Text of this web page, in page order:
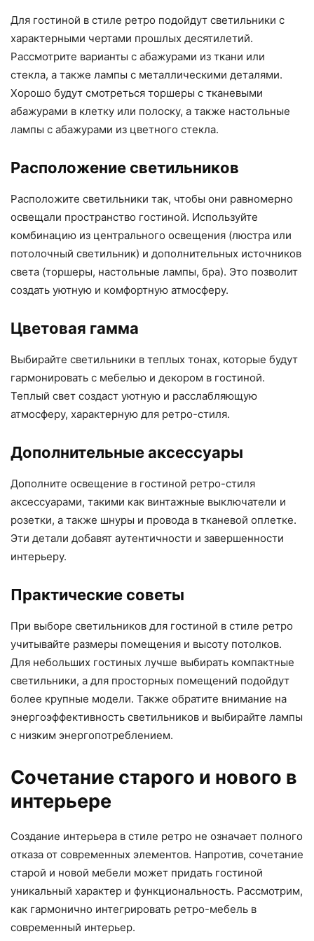
Для гостиной в стиле ретро подойдут светильники с
характерными чертами прошлых десятилетий.
Рассмотрите варианты с абажурами из ткани или
стекла, а также лампы с металлическими деталями.
Хорошо будут смотреться торшеры с тканевыми
абажурами в клетку или полоску, а также настольные
лампы с абажурами из цветного стекла.
Расположение светильников
Расположите светильники так, чтобы они равномерно
освещали пространство гостиной. Используйте
комбинацию из центрального освещения (люстра или
потолочный светильник) и дополнительных источников
света (торшеры, настольные лампы, бра). Это позволит
создать уютную и комфортную атмосферу.
Цветовая гамма
Выбирайте светильники в теплых тонах, которые будут
гармонировать с мебелью и декором в гостиной.
Теплый свет создаст уютную и расслабляющую
атмосферу, характерную для ретро-стиля.
Дополнительные аксессуары
Дополните освещение в гостиной ретро-стиля
аксессуарами, такими как винтажные выключатели и
розетки, а также шнуры и провода в тканевой оплетке.
Эти детали добавят аутентичности и завершенности
интерьеру.
Практические советы
При выборе светильников для гостиной в стиле ретро
учитывайте размеры помещения и высоту потолков.
Для небольших гостиных лучше выбирать компактные
светильники, а для просторных помещений подойдут
более крупные модели. Также обратите внимание на
энергоэффективность светильников и выбирайте лампы
с низким энергопотреблением.
Сочетание старого и нового в
интерьере
Создание интерьера в стиле ретро не означает полного
отказа от современных элементов. Напротив, сочетание
старой и новой мебели может придать гостиной
уникальный характер и функциональность. Рассмотрим,
как гармонично интегрировать ретро-мебель в
современный интерьер.